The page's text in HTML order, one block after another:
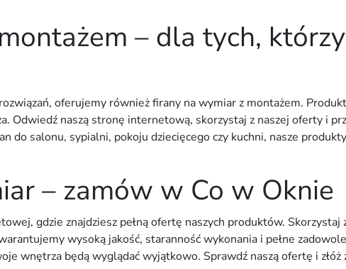
– dla tych,
oferujemy również firany na wymiar z montażem.
Odwiedź naszą stronę internetową, skorzystaj z naszej oferty i
do salonu, sypialni, pokoju dziecięcego czy kuchni, nasze
– zamów w Co w Oknie
gdzie znajdziesz pełną ofertę naszych produktów.
wysoką jakość, staranność wykonania i pełne
wnętrza będą wyglądać wyjątkowo. Sprawdź naszą ofertę i